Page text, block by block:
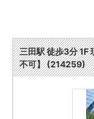
三田駅 徒歩3分 1F
不可】 (214259)